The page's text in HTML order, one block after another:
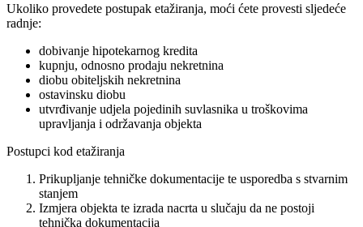
Ukoliko provedete postupak etažiranja, moći ćete provesti sljedeće
radnje:
dobivanje hipotekarnog kredita
kupnju, odnosno prodaju nekretnina
diobu obiteljskih nekretnina
ostavinsku diobu
utvrđivanje udjela pojedinih suvlasnika u troškovima
upravljanja i održavanja objekta
Postupci kod etažiranja
Prikupljanje tehničke dokumentacije te usporedba s stvarnim
stanjem
Izmjera objekta te izrada nacrta u slučaju da ne postoji
tehnička dokumentacija